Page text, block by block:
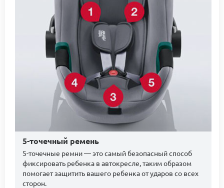
5-точечный ремень
5-точечные ремни — это самый безопасный способ
фиксировать ребенка в автокресле, таким образом
помогает защитить вашего ребенка от ударов со всех
сторон.